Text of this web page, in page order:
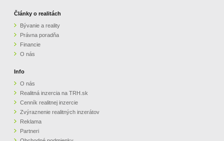
Články o realitách
Bývanie a reality
Právna poradňa
Financie
O nás
Info
O nás
Realitná inzercia na TRH.sk
Cenník realitnej inzercie
Zvýraznenie realitných inzerátov
Reklama
Partneri